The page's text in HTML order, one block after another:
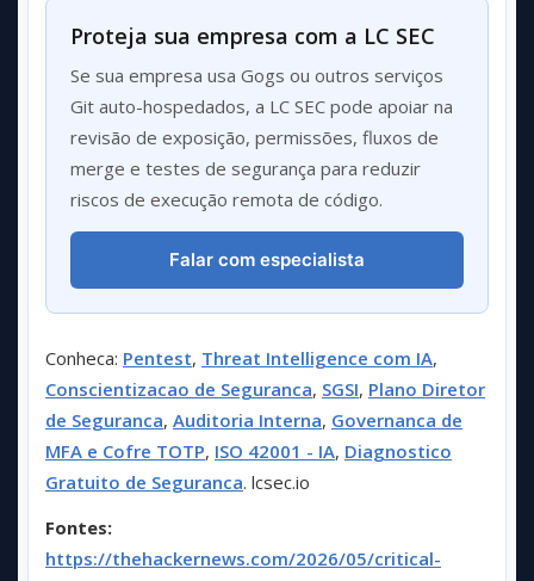
Proteja sua empresa com a LC SEC
Se sua empresa usa Gogs ou outros serviços
Git auto-hospedados, a LC SEC pode apoiar na
revisão de exposição, permissões, fluxos de
merge e testes de segurança para reduzir
riscos de execução remota de código.
Falar com especialista
Conheca: Pentest, Threat Intelligence com IA,
Conscientizacao de Seguranca, SGSI, Plano Diretor
de Seguranca, Auditoria Interna, Governanca de
MFA e Cofre TOTP, ISO 42001 - IA, Diagnostico
Gratuito de Seguranca. lcsec.io
Fontes:
https://thehackernews.com/2026/05/critical-